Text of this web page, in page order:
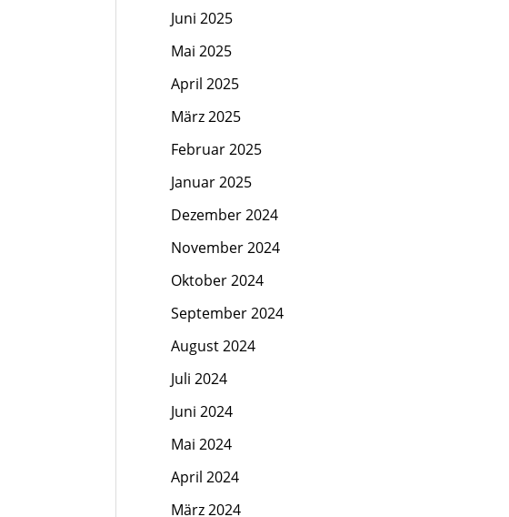
Juni 2025
Mai 2025
April 2025
März 2025
Februar 2025
Januar 2025
Dezember 2024
November 2024
Oktober 2024
September 2024
August 2024
Juli 2024
Juni 2024
Mai 2024
April 2024
März 2024